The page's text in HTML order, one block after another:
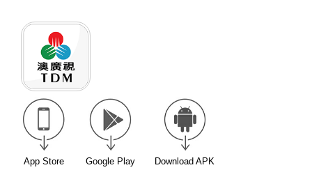
App Store Google Play Download APK